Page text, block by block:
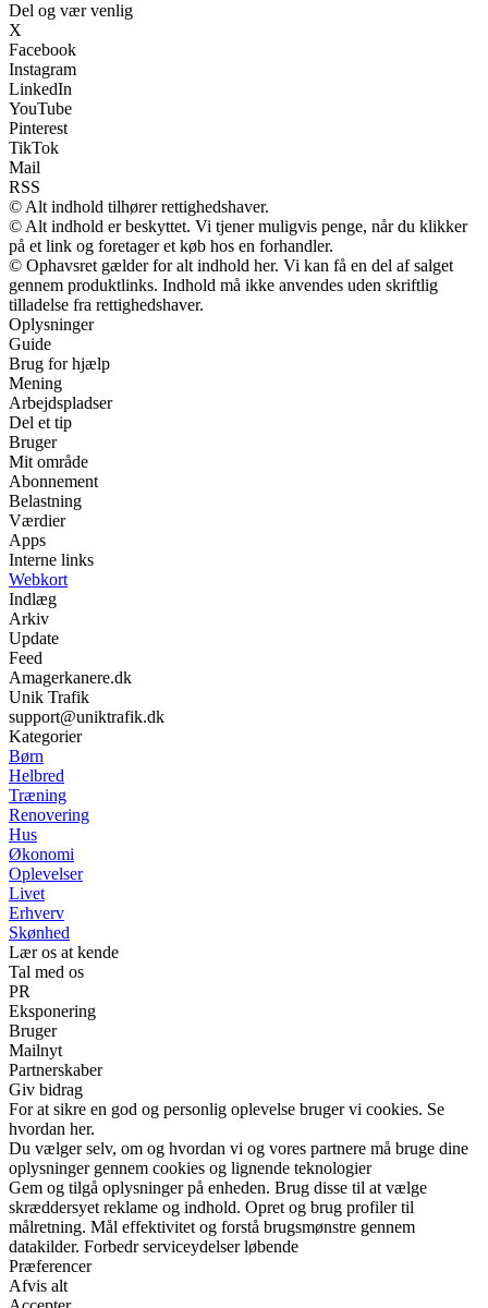
Del og vær venlig
X
Facebook
Instagram
LinkedIn
YouTube
Pinterest
TikTok
Mail
RSS
© Alt indhold tilhører rettighedshaver.
© Alt indhold er beskyttet. Vi tjener muligvis penge, når du klikker
på et link og foretager et køb hos en forhandler.
© Ophavsret gælder for alt indhold her. Vi kan få en del af salget
gennem produktlinks. Indhold må ikke anvendes uden skriftlig
tilladelse fra rettighedshaver.
Oplysninger
Guide
Brug for hjælp
Mening
Arbejdspladser
Del et tip
Bruger
Mit område
Abonnement
Belastning
Værdier
Apps
Interne links
Webkort
Indlæg
Arkiv
Update
Feed
Amagerkanere.dk
Unik Trafik
support@uniktrafik.dk
Kategorier
Børn
Helbred
Træning
Renovering
Hus
Økonomi
Oplevelser
Livet
Erhverv
Skønhed
Lær os at kende
Tal med os
PR
Eksponering
Bruger
Mailnyt
Partnerskaber
Giv bidrag
For at sikre en god og personlig oplevelse bruger vi cookies. Se
hvordan her.
Du vælger selv, om og hvordan vi og vores partnere må bruge dine
oplysninger gennem cookies og lignende teknologier
Gem og tilgå oplysninger på enheden. Brug disse til at vælge
skræddersyet reklame og indhold. Opret og brug profiler til
målretning. Mål effektivitet og forstå brugsmønstre gennem
datakilder. Forbedr serviceydelser løbende
Præferencer
Afvis alt